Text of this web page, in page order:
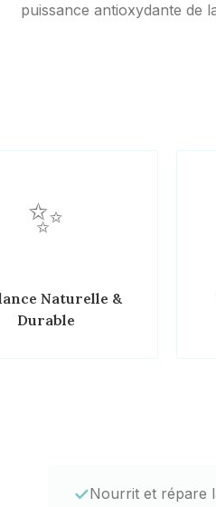
puissance antioxydante de
✨
Naturelle &
Durable
✓Nourrit et répare